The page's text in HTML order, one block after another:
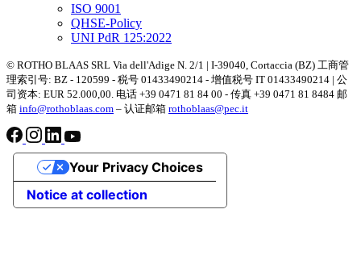
ISO 9001
QHSE-Policy
UNI PdR 125:2022
© ROTHO BLAAS SRL Via dell'Adige N. 2/1 | I-39040, Cortaccia (BZ) 工商管
理索引号: BZ - 120599 - 税号 01433490214 - 增值税号 IT 01433490214 | 公
司资本: EUR 52.000,00. 电话 +39 0471 81 84 00 - 传真 +39 0471 81 8484 邮
箱 info@rothoblaas.com – 认证邮箱 rothoblaas@pec.it
Notice at collection
Your Privacy Choices